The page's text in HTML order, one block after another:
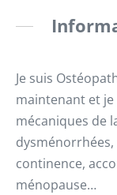
Je suis
maintenant et
mécaniques de
continence,
ménopause…